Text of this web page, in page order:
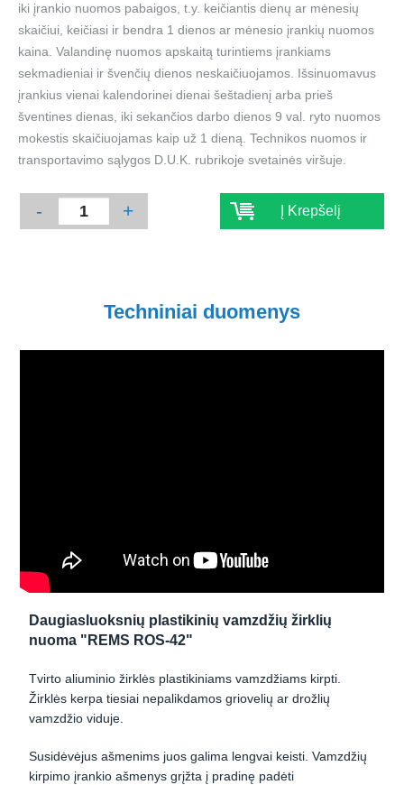
iki įrankio nuomos pabaigos, t.y. keičiantis dienų ar mėnesių
skaičiui, keičiasi ir bendra 1 dienos ar mėnesio įrankių nuomos
kaina. Valandinę nuomos apskaitą turintiems įrankiams
sekmadieniai ir švenčių dienos neskaičiuojamos. Išsinuomavus
įrankius vienai kalendorinei dienai šeštadienį arba prieš
šventines dienas, iki sekančios darbo dienos 9 val. ryto nuomos
mokestis skaičiuojamas kaip už 1 dieną. Technikos nuomos ir
transportavimo sąlygos D.U.K. rubrikoje svetainės viršuje.
- + Į Krepšelį
Techniniai duomenys
Daugiasluoksnių plastikinių vamzdžių žirklių
nuoma "REMS ROS-42"
Tvirto aliuminio žirklės plastikiniams vamzdžiams kirpti.
Žirklės kerpa tiesiai nepalikdamos griovelių ar drožlių
vamzdžio viduje.
Susidėvėjus ašmenims juos galima lengvai keisti. Vamzdžių
kirpimo įrankio ašmenys grįžta į pradinę padėti